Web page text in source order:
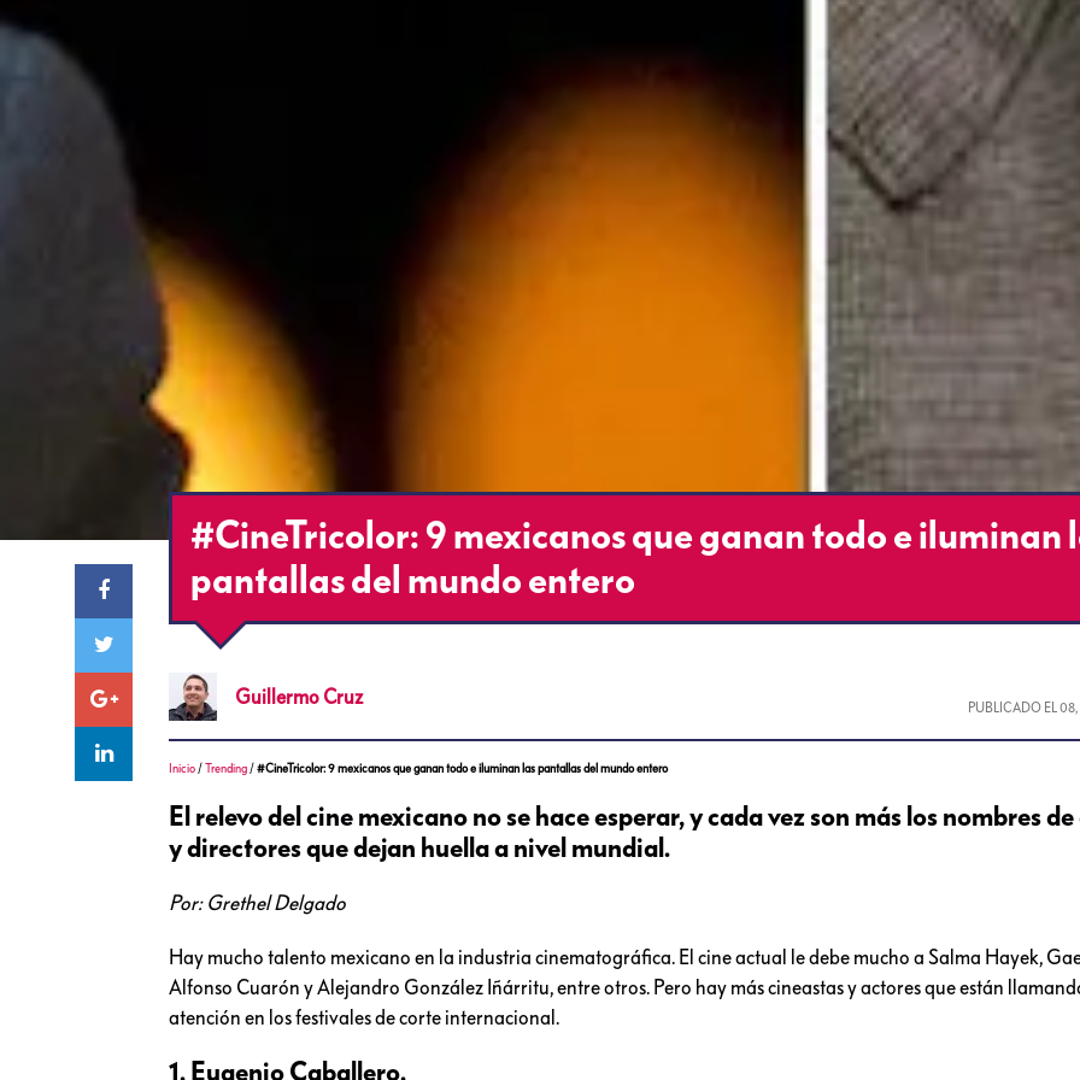
#CineTricolor: 9 mexicanos que ganan todo e iluminan
pantallas del mundo entero
Guillermo Cruz PUBLICADO EL08,
Inicio /Trending /#CineTricolor: 9 mexicanos que ganan todo e iluminan las pantallas del mundo entero
El relevo del cine mexicano no se hace esperar, y cada vez son más los nombres
y directores que dejan huella a nivel mundial.
Por: Grethel Delgado
Hay mucho talento mexicano en la industria cinematográfica. El cine actual le debe mucho a Salma Hayek,
Alfonso Cuarón y Alejandro González Iñárritu, entre otros. Pero hay más cineastas y actores que están
atención en los festivales de corte internacional.
1. Eugenio Caballero.